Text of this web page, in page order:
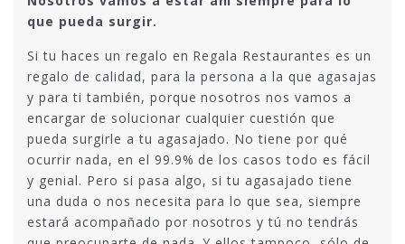
que pueda surgir.
Si tu haces un regalo en Regala Restaurantes es un
regalo de calidad, para la persona a la que agasajas
y para ti también, porque nosotros nos vamos a
encargar de solucionar cualquier cuestión que
pueda surgirle a tu agasajado. No tiene por qué
ocurrir nada, en el 99.9% de los casos todo es fácil
y genial. Pero si pasa algo, si tu agasajado tiene
una duda o nos necesita para lo que sea, siempre
estará acompañado por nosotros y tú no tendrás